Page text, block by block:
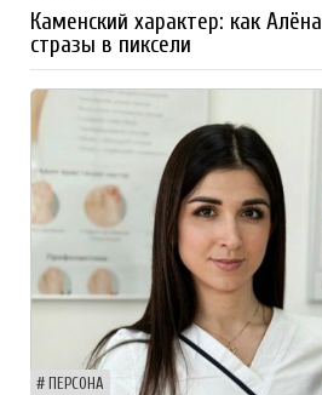
Каменский характер: как
стразы в пиксели
ПЕРСОНА